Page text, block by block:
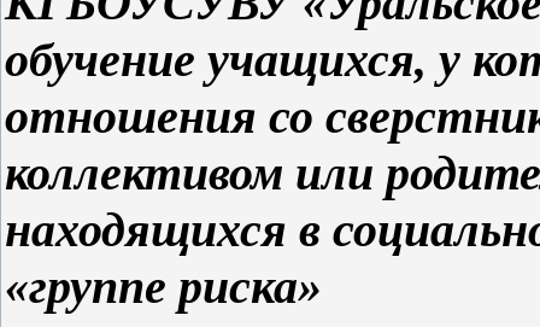
обучение учащихся, у
отношения со
коллективом или
находящихся в
«группе риска»